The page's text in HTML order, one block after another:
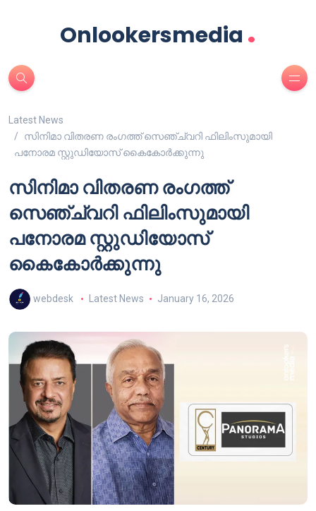
Onlookersmedia .
Latest News
സിനിമാ വിതരണ രംഗത്ത് സെഞ്ച്വറി ഫിലിംസുമായി
പനോരമ സ്റ്റുഡിയോസ് കൈകോർക്കുന്നു
സിനിമാ വിതരണ രംഗത്ത്
സെഞ്ച്വറി ഫിലിംസുമായി
പനോരമ സ്റ്റുഡിയോസ്
കൈകോർക്കുന്നു
webdesk Latest News January 16, 2026